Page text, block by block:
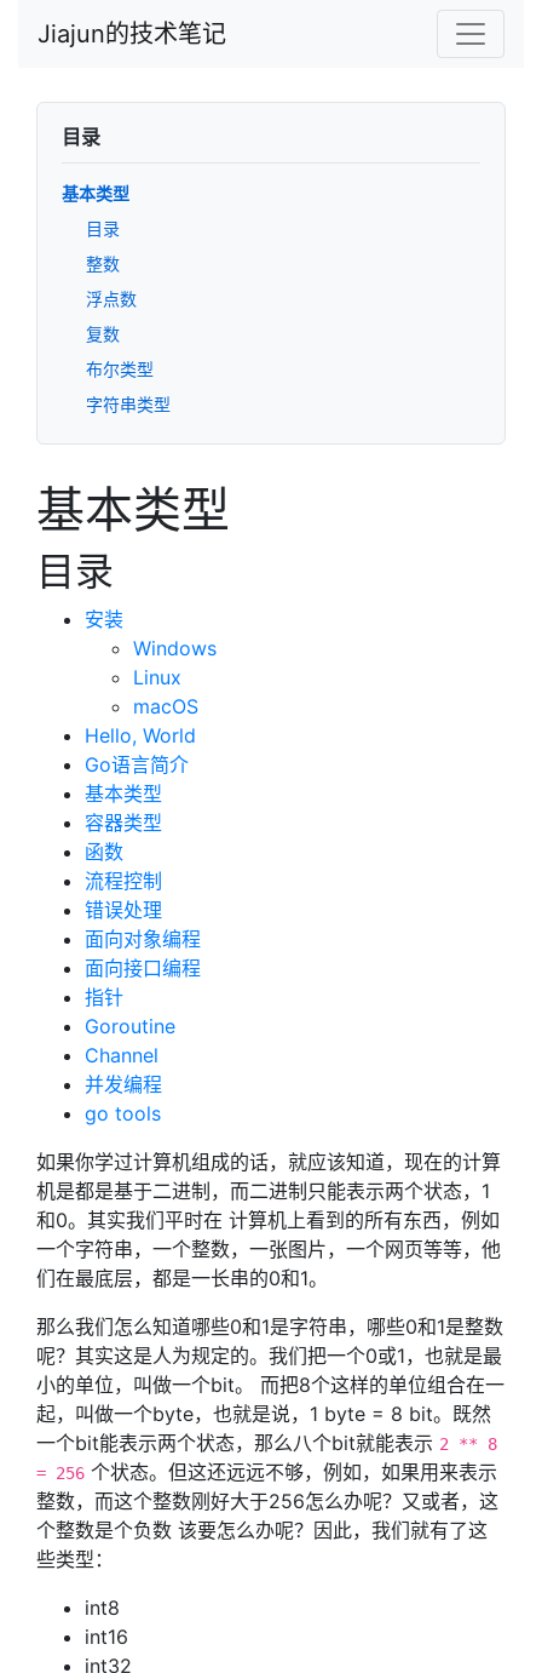
Jiajun的技术笔记
目录
基本类型
目录
整数
浮点数
复数
布尔类型
字符串类型
基本类型
目录
安装
Windows
Linux
macOS
Hello, World
Go语言简介
基本类型
容器类型
函数
流程控制
错误处理
面向对象编程
面向接口编程
指针
Goroutine
Channel
并发编程
go tools
如果你学过计算机组成的话，就应该知道，现在的计算
机是都是基于二进制，而二进制只能表示两个状态，1
和0。其实我们平时在 计算机上看到的所有东西，例如
一个字符串，一个整数，一张图片，一个网页等等，他
们在最底层，都是一长串的0和1。
那么我们怎么知道哪些0和1是字符串，哪些0和1是整数
呢？其实这是人为规定的。我们把一个0或1，也就是最
小的单位，叫做一个bit。 而把8个这样的单位组合在一
起，叫做一个byte，也就是说，1 byte = 8 bit。既然
一个bit能表示两个状态，那么八个bit就能表示 2 ** 8
= 256 个状态。但这还远远不够，例如，如果用来表示
整数，而这个整数刚好大于256怎么办呢？又或者，这
个整数是个负数 该要怎么办呢？因此，我们就有了这
些类型：
int8
int16
int32